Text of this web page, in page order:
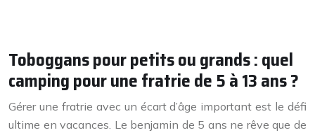
Toboggans pour petits ou grands : quel
camping pour une fratrie de 5 à 13 ans ?
Gérer une fratrie avec un écart d’âge important est le défi
ultime en vacances. Le benjamin de 5 ans ne rêve que de